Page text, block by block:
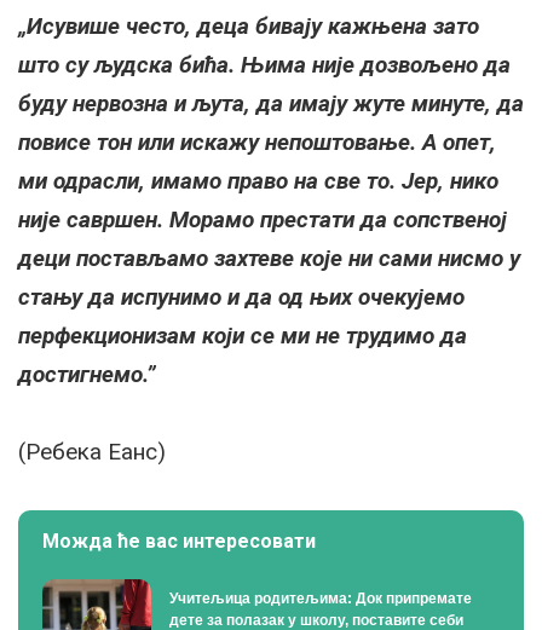
„Исувише често, деца бивају кажњена зато
што су људска бића. Њима није дозвољено да
буду нервозна и љута, да имају жуте минуте, да
повисе тон или искажу непоштовање. А опет,
ми одрасли, имамо право на све то. Јер, нико
није савршен. Морамо престати да сопственој
деци постављамо захтеве које ни сами нисмо у
стању да испунимо и да од њих очекујемо
перфекционизам који се ми не трудимо да
достигнемо.”
(Ребека Еанс)
Можда ће вас интересовати
Учитељица родитељима: Док припремате
дете за полазак у школу, поставите себи